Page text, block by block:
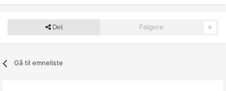
Del Følgere 0
Gå til emneliste